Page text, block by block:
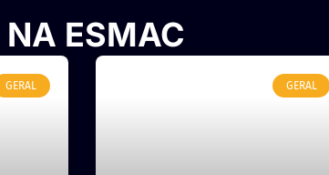
ESMAC
GERAL GERAL